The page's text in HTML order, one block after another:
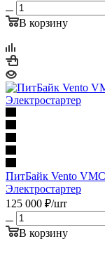
В корзину
ПитБайк Vento
Электростартер
125 000 ₽/шт
В корзину